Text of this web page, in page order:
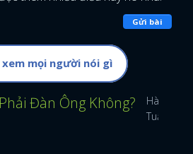
Gửi bài
xem mọi người nói gì
Đàn Ông Không?
Hà Việt
Tuấn Tú